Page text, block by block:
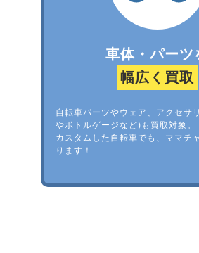
車体・パーツ
幅広く買取
自転車パーツやウェア、アクセサ
やボトルゲージなど)も買取対象。
カスタムした自転車でも、ママチ
ります！